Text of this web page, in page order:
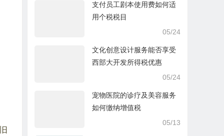
支付员工剧本使用费如何适
用个税税目
05/24
文化创意设计服务能否享受
西部大开发所得税优惠
05/24
宠物医院的诊疗及美容服务
如何缴纳增值税
05/13